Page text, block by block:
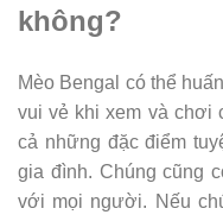
không?
Mèo Bengal có thể
vui vẻ khi xem và chơi
cả những đặc điểm
gia đình. Chúng cũng
với mọi người. Nếu